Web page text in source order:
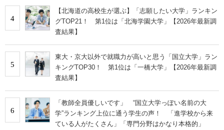
4
【北海道の高校生が選ぶ】「志願したい大学」ランキン
グTOP21！ 第1位は「北海学園大学」【2026年最新調
査結果】
5
東大・京大以外で就職力が高いと思う「国立大学」ラン
キングTOP30！ 第1位は「一橋大学」【2026年最新調
査結果】
6
「教師全員優しいです」 “国立大学っぽい名前の大
学”ランキング上位に通う学生の声！ 「進学校から来
ている人がたくさん」「専門分野はかなり本格的」